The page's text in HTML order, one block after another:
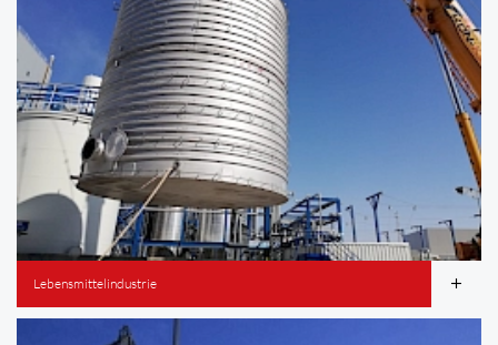
Lebensmittelindustrie